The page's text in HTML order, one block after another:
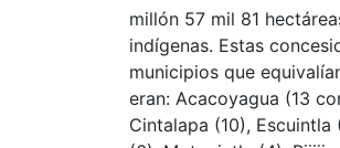
millón 57 mil 81
indígenas. Estas
municipios que
eran: Acacoyagua (13
Cintalapa (10),